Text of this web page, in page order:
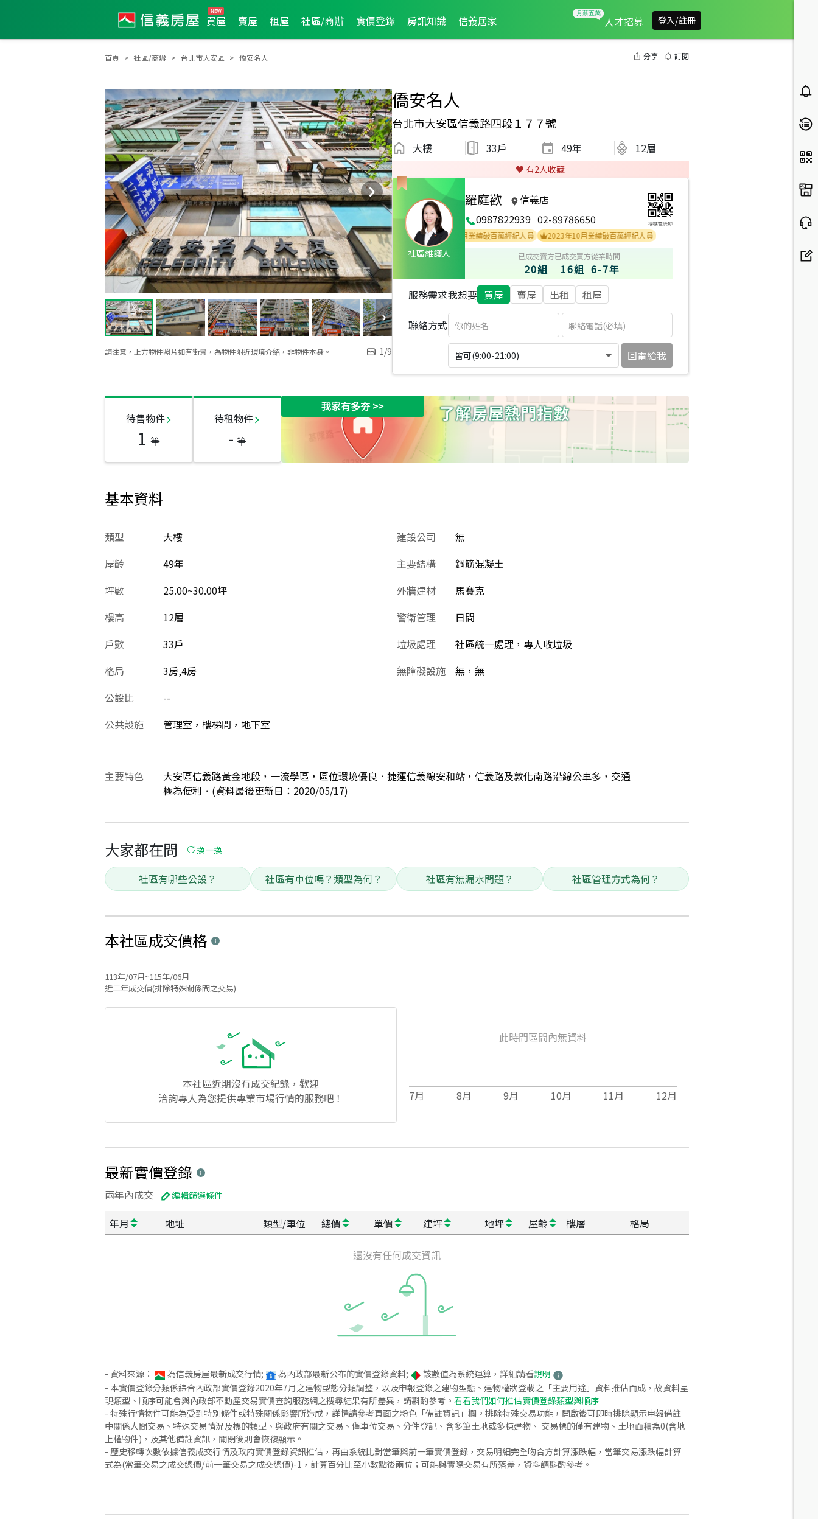
買屋 賣屋 租屋 社區/商辦 實價登錄 房訊知識 信義居家 人才招募 登入/註冊
首頁 社區/商辦 台北市大安區 僑安名人 分享 訂閱
請注意，上方物件照片如有街景，為物件附近環境介紹，非物件本身。 1/9
僑安名人
台北市大安區信義路四段１７７號
大樓 33戶 49年 12層
♥️ 有2人收藏
社區維護人
羅庭歡
信義店
0987822939 02-89786650 掃碼電話聊
2026年4月區成件TOP3 2024年10月業績破百萬經紀人員 2024年7月業績破百萬經紀人員 2024年6月業績破百萬經紀人員
2023年10月業績破百萬經紀人員
已成交賣方
20組
已成交買方
16組
從業時間
6-7年
服務需求我想要 買屋 賣屋 出租 租屋
聯絡方式
皆可(9:00-21:00) 回電給我
待售物件
1 筆
待租物件
- 筆
我家有多夯>>
基本資料
類型
大樓
屋齡
49年
坪數
25.00~30.00坪
樓高
12層
戶數
33戶
格局
3房,4房
公設比
--
建設公司
無
主要結構
鋼筋混凝土
外牆建材
馬賽克
警衛管理
日間
垃圾處理
社區統一處理，專人收垃圾
無障礙設施
無，無
公共設施 管理室，樓梯間，地下室
主要特色
大安區信義路黃金地段，一流學區，區位環境優良．捷運信義線安和站，信義路及敦化南路沿線公車多，交通
極為便利．(資料最後更新日：2020/05/17)
大家都在問 換一換
社區有哪些公設？ 社區有車位嗎？類型為何？ 社區有無漏水問題？ 社區管理方式為何？
本社區成交價格
113年/07月~115年/06月
近二年成交價(排除特殊關係間之交易)
本社區近期沒有成交紀錄，歡迎
洽詢專人為您提供專業市場行情的服務吧！
此時間區間內無資料
7月 8月 9月 10月 11月 12月
最新實價登錄
兩年內成交 編輯篩選條件
年月 地址 類型/車位 總價 單價 建坪 地坪 屋齡 樓層 格局
還沒有任何成交資訊
- 資料來源： 為信義房屋最新成交行情; 為內政部最新公布的實價登錄資料; 該數值為系統運算，詳細請看說明
- 本實價登錄分類係綜合內政部實價登錄2020年7月之建物型態分類調整，以及申報登錄之建物型態、建物權狀登載之「主要用途」資料推估而成，故資料呈
現類型、順序可能會與內政部不動產交易實價查詢服務網之搜尋結果有所差異，請斟酌參考。 看看我們如何推估實價登錄類型與順序
- 特殊行情物件可能為受到特別條件或特殊關係影響所造成，詳情請參考頁面之粉色「備註資訊」欄。排除特殊交易功能，開啟後可即時排除顯示申報備註
中關係人間交易、特殊交易情況及標的類型、與政府有關之交易、僅車位交易、分件登記、含多筆土地或多棟建物、 交易標的僅有建物、土地面積為0(含地
上權物件)，及其他備註資訊，關閉後則會恢復顯示。
- 歷史移轉次數依據信義成交行情及政府實價登錄資訊推估，再由系統比對當筆與前一筆實價登錄，交易明細完全吻合方計算漲跌幅，當筆交易漲跌幅計算
式為(當筆交易之成交總價/前一筆交易之成交總價)-1，計算百分比至小數點後兩位；可能與實際交易有所落差，資料請斟酌參考。